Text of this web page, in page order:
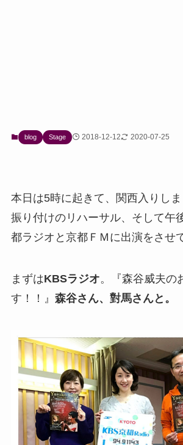
blog Stage 2018-12-12 2020-07-25
本日は5時に起きて、関西入りし
振り付けのリハーサル、そして午
都ラジオと京都ＦＭに出演をさせ
まずはKBSラジオ。『森谷威夫の
す！！』 森谷さん、對馬さんと。